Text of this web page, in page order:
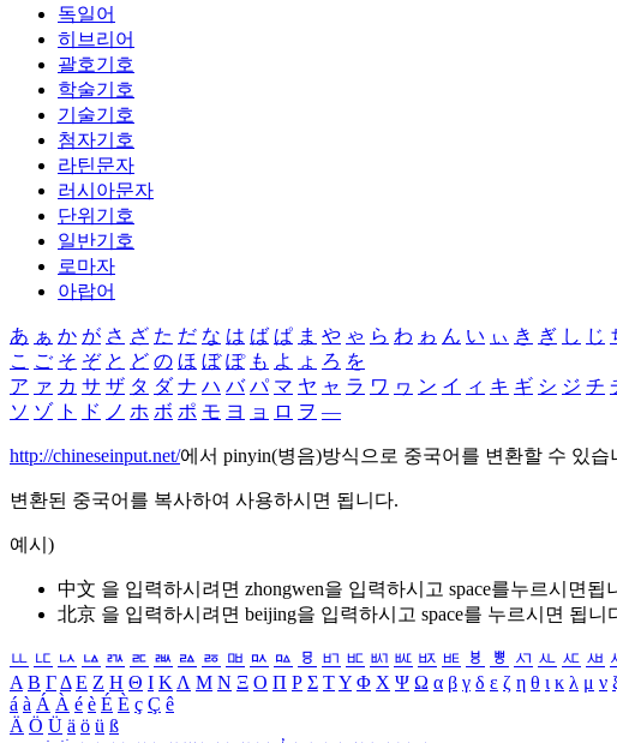
독일어
히브리어
괄호기호
학술기호
기술기호
첨자기호
라틴문자
러시아문자
단위기호
일반기호
로마자
아랍어
あ ぁ か が さ ざ た だ な は ば ぱ ま や ゃ ら わ ゎ ん い ぃ き ぎ し じ
こ ご そ ぞ と ど の ほ ぼ ぽ も よ ょ ろ を
ア ァ カ サ ザ タ ダ ナ ハ バ パ マ ヤ ャ ラ ワ ヮ ン イ ィ キ ギ シ ジ チ
ソ ゾ ト ド ノ ホ ボ ポ モ ヨ ョ ロ ヲ ―
http://chineseinput.net/에서 pinyin(병음)방식으로 중국어를 변환할 수 있습
변환된 중국어를 복사하여 사용하시면 됩니다.
예시)
中文 을 입력하시려면 zhongwen을 입력하시고 space를누르시면됩
北京 을 입력하시려면 beijing을 입력하시고 space를 누르시면 됩니
ㅥ ㅦ ㅧ ㅨ ㅩ ㅪ ㅫ ㅬ ㅭ ㅮ ㅯ ㅰ ㅱ ㅲ ㅳ ㅴ ㅵ ㅶ ㅷ ㅸ ㅹ ㅺ ㅻ ㅼ ㅽ
Α Β ΓΔ Ε Ζ Η Θ Ι ΚΛ Μ Ν Ξ Ο Π Ρ Σ ΤΥ Φ Χ Ψ Ω α β γ δ ε ζ η θ ι κ λ μ ν
á à Á À é è É È ç Ç ê
Ä Ö Ü ä ö ü ß